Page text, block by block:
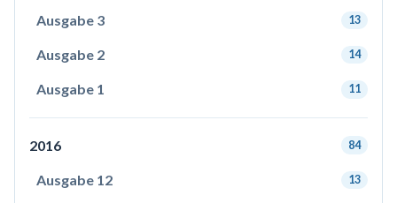
Ausgabe 3 13
Ausgabe 2 14
Ausgabe 1 11
2016 84
Ausgabe 12 13